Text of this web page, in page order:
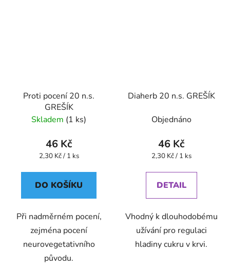
Proti pocení 20 n.s.
GREŠÍK
Skladem (1 ks)
46 Kč
Měrná
2,30 Kč / 1 ks
DO KOŠÍKU
Při nadměrném pocení,
zejména pocení
neurovegetativního
původu.
Diaherb 20 n.s. GREŠÍK
Objednáno
46 Kč
Měrná
2,30 Kč / 1 ks
DETAIL
Vhodný k dlouhodobému
užívání pro regulaci
hladiny cukru v krvi.